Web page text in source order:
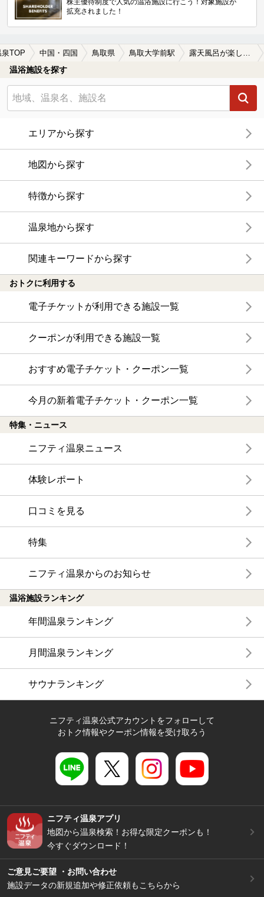
拡充されました！
泉TOP 中国・四国 鳥取県 鳥取大学前駅
温浴施設を探す
エリアから探す
地図から探す
特徴から探す
温泉地から探す
関連キーワードから探す
おトクに利用する
電子チケットが利用できる施設一覧
クーポンが利用できる施設一覧
おすすめ電子チケット・クーポン一覧
今月の新着電子チケット・クーポン一覧
特集・ニュース
ニフティ温泉ニュース
体験レポート
口コミを見る
特集
ニフティ温泉からのお知らせ
温浴施設ランキング
年間温泉ランキング
月間温泉ランキング
サウナランキング
ニフティ温泉公式アカウントをフォローして
おトク情報やクーポン情報を受け取ろう
ニフティ温泉アプリ
地図から温泉検索！お得な限定クーポンも！
今すぐダウンロード！
ご意見ご要望 ・お問い合わせ
施設データの新規追加や修正依頼もこちらから